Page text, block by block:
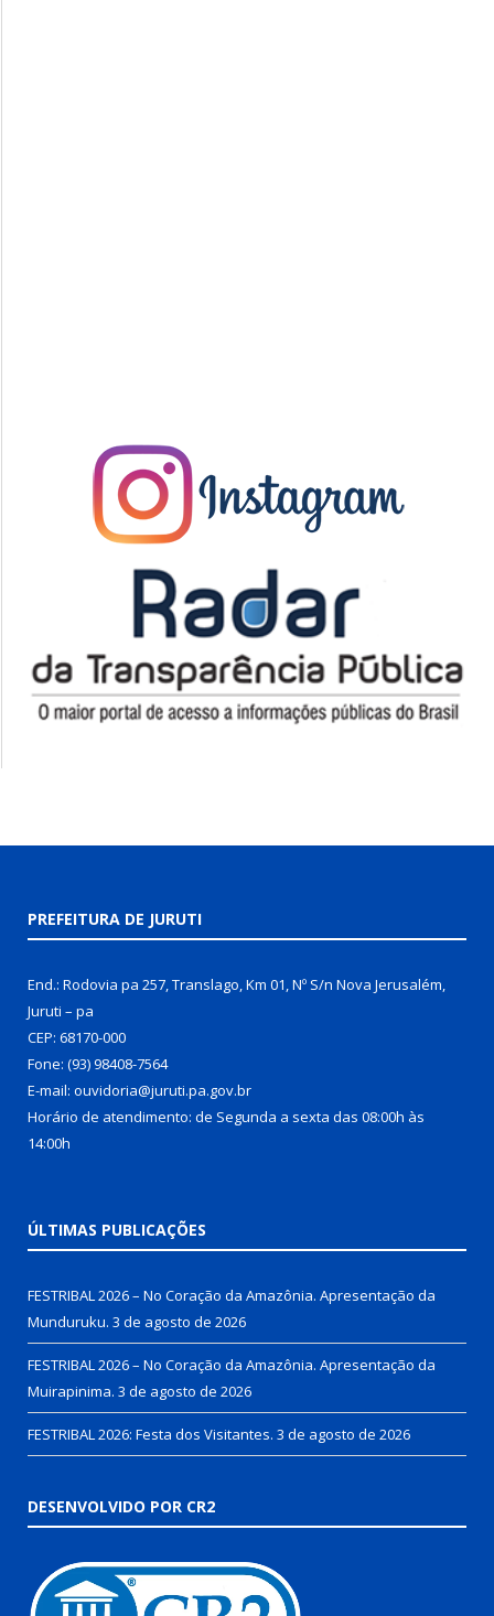
PREFEITURA DE JURUTI
End.: Rodovia pa 257, Translago, Km 01, Nº S/n Nova Jerusalém,
Juruti – pa
CEP: 68170-000
Fone: (93) 98408-7564
E-mail: ouvidoria@juruti.pa.gov.br
Horário de atendimento: de Segunda a sexta das 08:00h às
14:00h
ÚLTIMAS PUBLICAÇÕES
FESTRIBAL 2026 – No Coração da Amazônia. Apresentação da
Munduruku. 3 de agosto de 2026
FESTRIBAL 2026 – No Coração da Amazônia. Apresentação da
Muirapinima. 3 de agosto de 2026
FESTRIBAL 2026: Festa dos Visitantes. 3 de agosto de 2026
DESENVOLVIDO POR CR2